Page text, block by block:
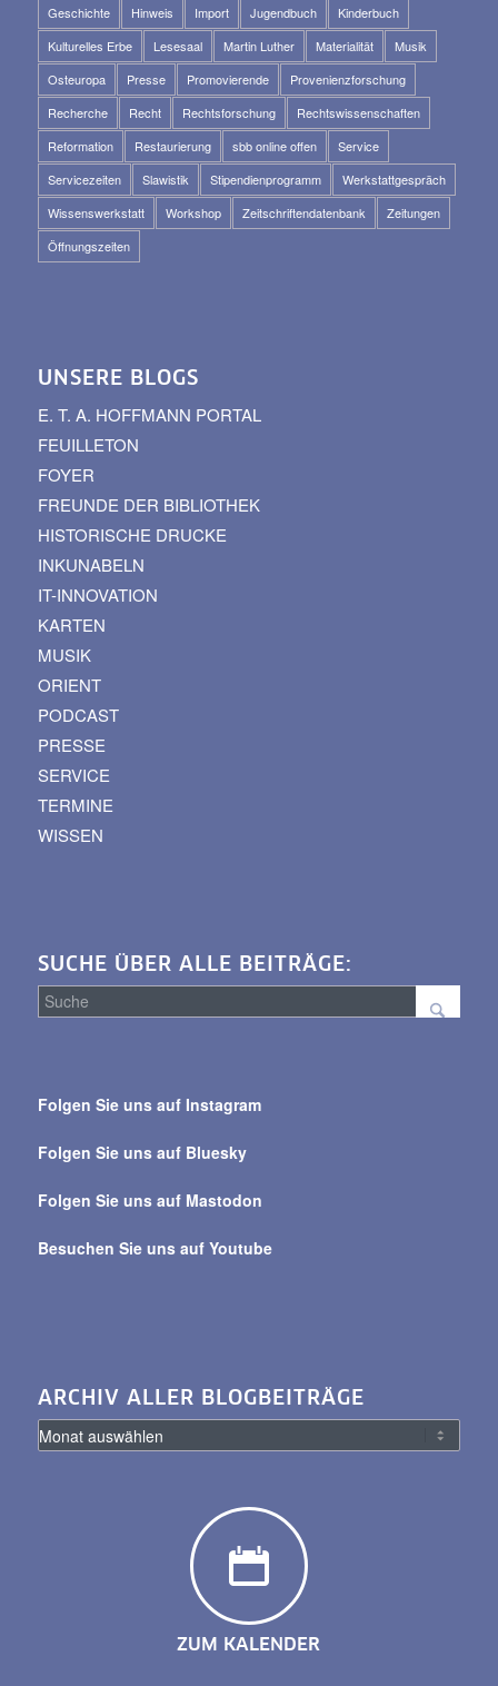
Geschichte
Hinweis Import Jugendbuch
Kinderbuch
Kulturelles Erbe
Lesesaal Martin Luther Materialität
Musik
Osteuropa
Presse Promovierende
Provenienzforschung
Recherche
Recht Rechtsforschung
Rechtswissenschaften
Reformation
Restaurierung sbb online offen
Service
Servicezeiten
Slawistik Stipendienprogramm
Werkstattgespräch
Wissenswerkstatt
Workshop Zeitschriftendatenbank
Zeitungen
Öffnungszeiten
UNSERE BLOGS
E. T. A. HOFFMANN PORTAL
FEUILLETON
FOYER
FREUNDE DER BIBLIOTHEK
HISTORISCHE DRUCKE
INKUNABELN
IT-INNOVATION
KARTEN
MUSIK
ORIENT
PODCAST
PRESSE
SERVICE
TERMINE
WISSEN
SUCHE ÜBER ALLE BEITRÄGE:
alle
Folgen Sie uns auf Instagram
Folgen Sie uns auf Bluesky
Folgen Sie uns auf Mastodon
Besuchen Sie uns auf Youtube
ARCHIV ALLER BLOGBEITRÄGE
ZUM KALENDER